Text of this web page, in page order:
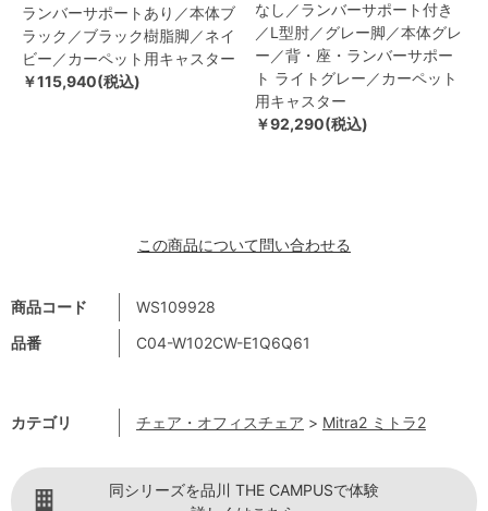
商品コード
WS109928
品番
C04-W102CW-E1Q6Q61
カテゴリ チェア・オフィスチェア > Mitra2 ミトラ2
ランバーサポートあり／本体ブ
ラック／ブラック樹脂脚／ネイ
ビー／カーペット用キャスター
￥115,940(税込)
なし／ランバーサポート付き
／L型肘／グレー脚／本体グレ
ー／背・座・ランバーサポー
ト ライトグレー／カーペット
用キャスター
￥92,290(税込)
この商品について問い合わせる
同シリーズを品川 THE CAMPUSで体験